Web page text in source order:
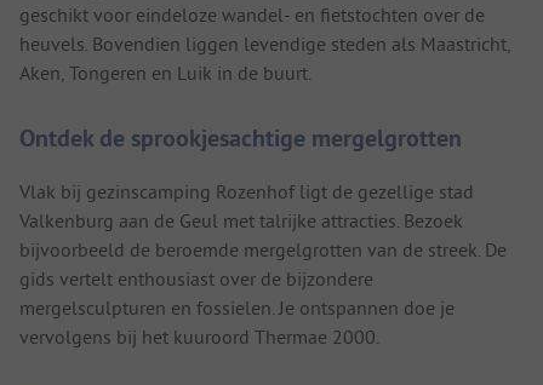
geschikt voor eindeloze wandel- en fietstochten over de
heuvels. Bovendien liggen levendige steden als Maastricht,
Aken, Tongeren en Luik in de buurt.
Ontdek de sprookjesachtige mergelgrotten
Vlak bij gezinscamping Rozenhof ligt de gezellige stad
Valkenburg aan de Geul met talrijke attracties. Bezoek
bijvoorbeeld de beroemde mergelgrotten van de streek. De
gids vertelt enthousiast over de bijzondere
mergelsculpturen en fossielen. Je ontspannen doe je
vervolgens bij het kuuroord Thermae 2000.